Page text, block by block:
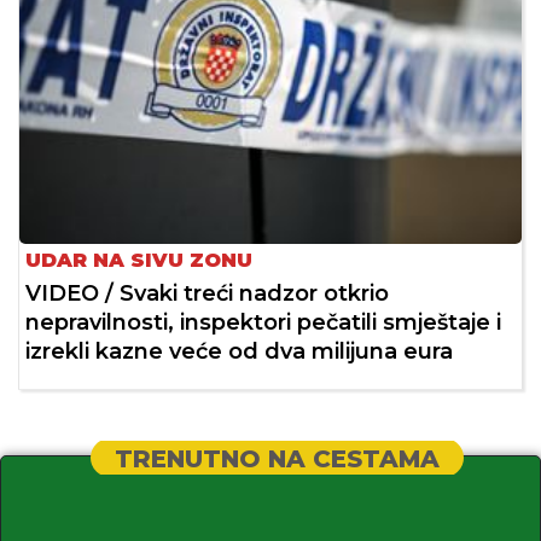
UDAR NA SIVU ZONU
VIDEO / Svaki treći nadzor otkrio
nepravilnosti, inspektori pečatili smještaje i
izrekli kazne veće od dva milijuna eura
TRENUTNO NA CESTAMA